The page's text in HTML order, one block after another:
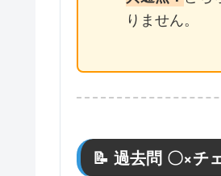
りません。
📝 過去問 〇×チ